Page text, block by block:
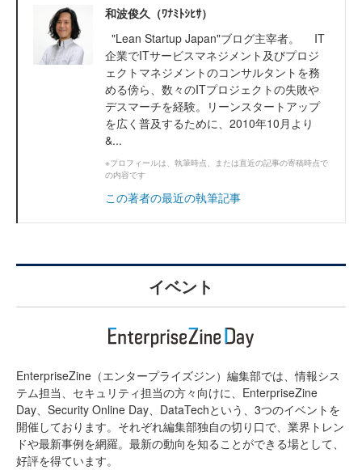
和波俊久（ﾜﾅﾐﾄｼﾋｻ）
"Lean Startup Japan"ブログ主宰者。 IT
企業でITサービスマネジメント及びプロジ
ェクトマネジメントのコンサルタントを務
める傍ら、数々のITプロジェクトの失敗や
デスマーチを経験。リーンスタートアップ
を広く普及するために、2010年10月より
&...
※プロフィールは、執筆時点、または直近の記事の寄稿時点で
の内容です
この著者の最近の執筆記事
イベント
EnterpriseZine（エンタープライズジン）編集部では、情報シス
テム担当、セキュリティ担当の方々向けに、EnterpriseZine
Day、Security Online Day、DataTechという、3つのイベントを
開催しております。それぞれ編集部独自の切り口で、業界トレン
ドや最新事例を網羅。最新の動向を知ることができる場として、
好評を得ています。